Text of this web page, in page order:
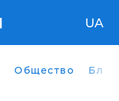
UA
Общество